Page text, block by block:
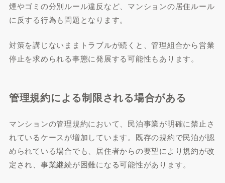
煙やゴミの分別ルール違反など、マンションの居住ルール
に反する行為も問題となります。
対策を講じないままトラブルが続くと、管理組合から営業
停止を求められる事態に発展する可能性もあります。
管理規約による制限される場合がある
マンションの管理規約において、民泊事業が明確に禁止さ
れているケースが増加しています。既存の規約で民泊が認
められている場合でも、居住者からの要望により規約が改
定され、事業継続が困難になる可能性があります。